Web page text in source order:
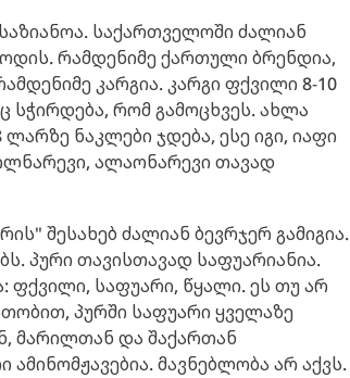
საქართველოში ძალიან
რამდენიმე ქართული ბრენდია,
კარგია. კარგი ფქვილი 8-10
სჭირდება, რომ გამოცხვეს. ახლა
ნაკლები ჯდება, ესე იგი, იაფი
ალაონარევი თავად
შესახებ ძალიან ბევრჯერ გამიგია.
პური თავისთავად საფუარიანია.
ფქვილი, საფუარი, წყალი. ეს თუ არ
პურში საფუარი ყველაზე
მარილთან და შაქართან
მავნებლობა არ აქვს.